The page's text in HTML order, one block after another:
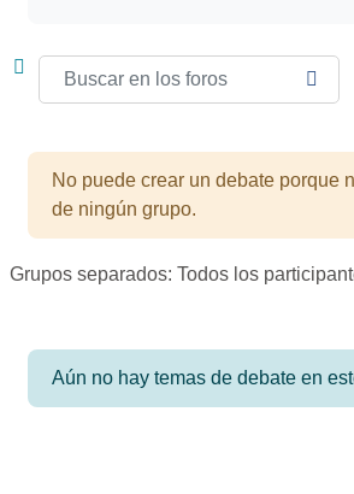
Buscar en los foros
No puede crear un debate porque
de ningún grupo.
Grupos separados: Todos los
Aún no hay temas de debate en